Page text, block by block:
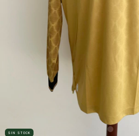
SIN STOCK